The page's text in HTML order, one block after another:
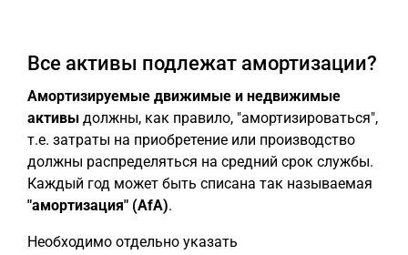
Все активы подлежат амортизации?
Амортизируемые движимые и недвижимые
активы должны, как правило, "амортизироваться",
т.е. затраты на приобретение или производство
должны распределяться на средний срок службы.
Каждый год может быть списана так называемая
"амортизация" (AfA).
Необходимо отдельно указать